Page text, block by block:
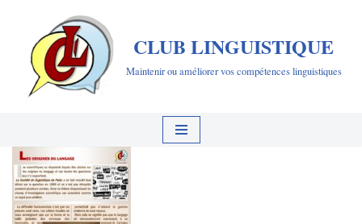
Aller
contenu
CLUB LINGUISTIQUE
Maintenir ou améliorer vos compétences linguistiques